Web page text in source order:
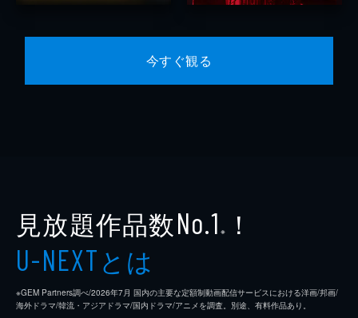
今すぐ観る
見放題作品数No.1 ※ ！
U-NEXTとは
※GEM Partners調べ/2026年7⽉ 国内の主要な定額制動画配信サービスにおける洋画/邦画/
海外ドラマ/韓流・アジアドラマ/国内ドラマ/アニメを調査。別途、有料作品あり。